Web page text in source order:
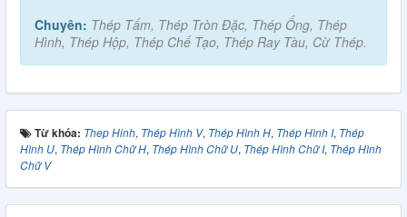
Chuyên: Thép Tấm, Thép Tròn Đặc, Thép Ống, Thép
Hình, Thép Hộp, Thép Chế Tạo, Thép Ray Tàu, Cừ Thép.
Từ khóa: Thep Hinh, Thép Hình V, Thép Hình H, Thép Hình I, Thép
Hình U, Thép Hình Chữ H, Thép Hình Chữ U, Thép Hình Chữ I, Thép Hình
Chữ V